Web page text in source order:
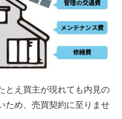
とえ買主が現れても内見の
ため、売買契約に至りませ